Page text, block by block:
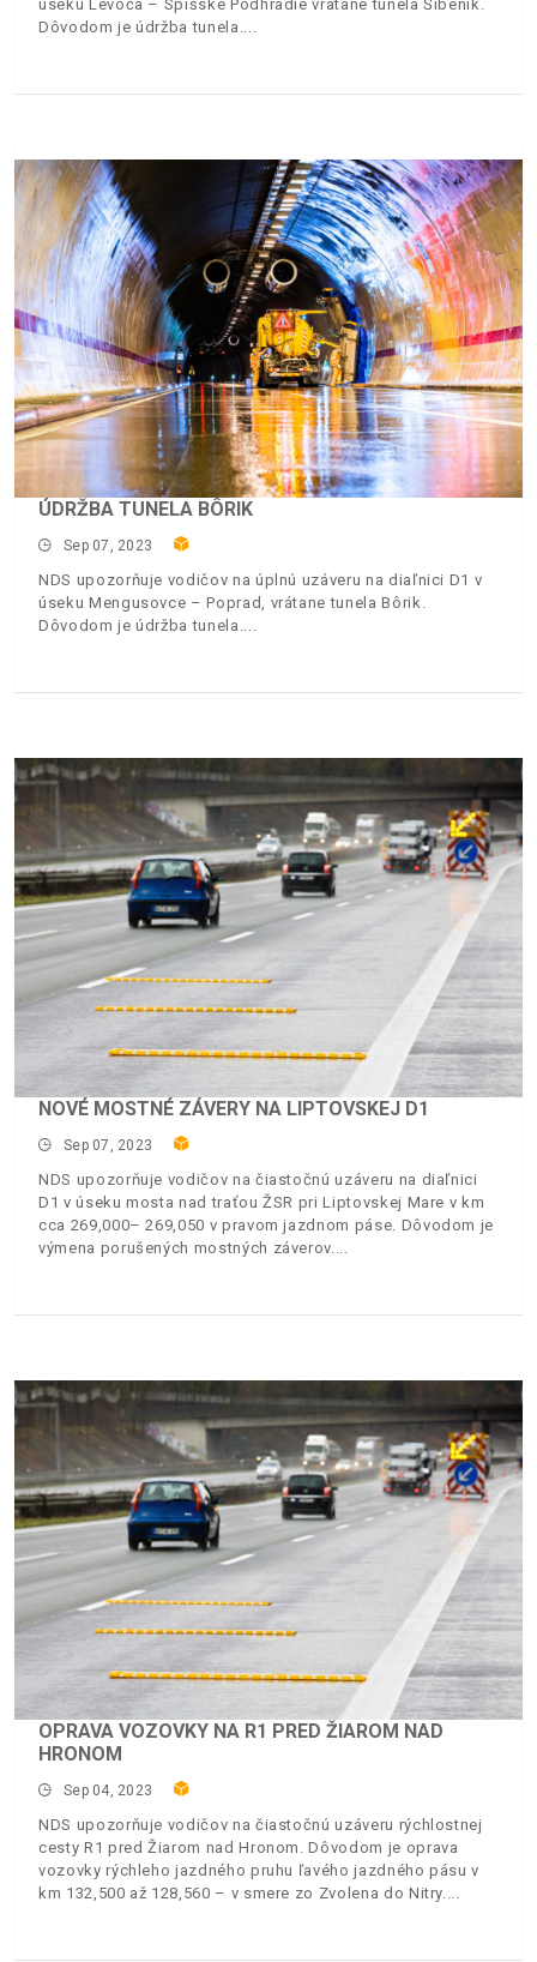
úseku Levoča – Spišské Podhradie vrátane tunela Šibenik.
Dôvodom je údržba tunela.
ÚDRŽBA TUNELA BÔRIK
Sep 07, 2023
NDS upozorňuje vodičov na úplnú uzáveru na diaľnici D1 v
úseku Mengusovce – Poprad, vrátane tunela Bôrik.
Dôvodom je údržba tunela.
NOVÉ MOSTNÉ ZÁVERY NA LIPTOVSKEJ D1
Sep 07, 2023
NDS upozorňuje vodičov na čiastočnú uzáveru na diaľnici
D1 v úseku mosta nad traťou ŽSR pri Liptovskej Mare v km
cca 269,000– 269,050 v pravom jazdnom páse. Dôvodom je
výmena porušených mostných záverov.
OPRAVA VOZOVKY NA R1 PRED ŽIAROM NAD
HRONOM
Sep 04, 2023
NDS upozorňuje vodičov na čiastočnú uzáveru rýchlostnej
cesty R1 pred Žiarom nad Hronom. Dôvodom je oprava
vozovky rýchleho jazdného pruhu ľavého jazdného pásu v
km 132,500 až 128,560 – v smere zo Zvolena do Nitry.